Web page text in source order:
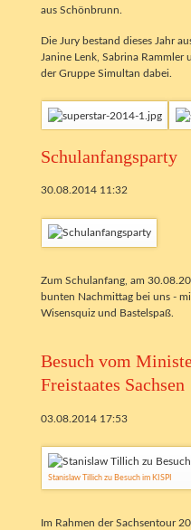
aus Schönbrunn.
Die Jury bestand dieses Jahr
Janine Lenk, Sabrina Rammler
der Gruppe Simultan dabei.
Schulanfangsparty
30.08.2014 11:32
Zum Schulanfang, am
bunten Nachmittag bei uns -
Wisensquiz und Bastelspaß.
Besuch vom
Freistaates Sachsen
03.08.2014 17:53
Stanislaw Tillich zu Besuch im KISPI
Im Rahmen der Sachsentour